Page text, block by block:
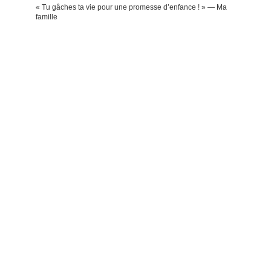
« Tu gâches ta vie pour une promesse d’enfance ! » — Ma
famille